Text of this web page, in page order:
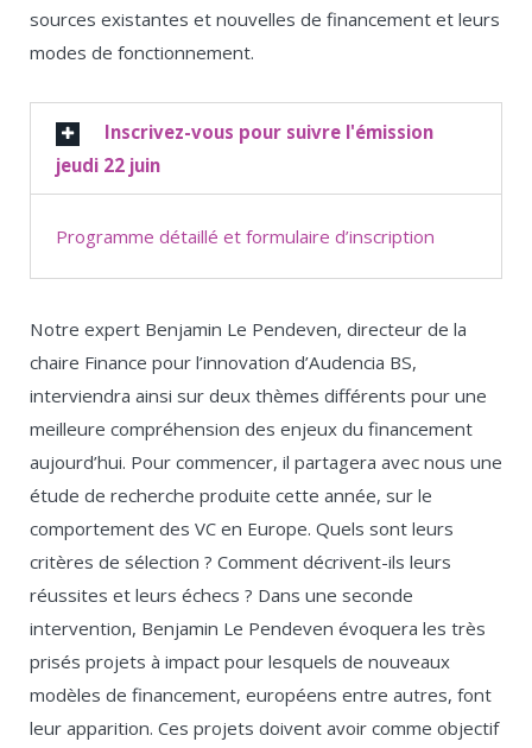
sources existantes et nouvelles de financement et leurs
modes de fonctionnement.
Inscrivez-vous pour suivre l'émission
jeudi 22 juin
Programme détaillé et formulaire d’inscription
Notre expert Benjamin Le Pendeven, directeur de la
chaire Finance pour l’innovation d’Audencia BS,
interviendra ainsi sur deux thèmes différents pour une
meilleure compréhension des enjeux du financement
aujourd’hui. Pour commencer, il partagera avec nous une
étude de recherche produite cette année, sur le
comportement des VC en Europe. Quels sont leurs
critères de sélection ? Comment décrivent-ils leurs
réussites et leurs échecs ? Dans une seconde
intervention, Benjamin Le Pendeven évoquera les très
prisés projets à impact pour lesquels de nouveaux
modèles de financement, européens entre autres, font
leur apparition. Ces projets doivent avoir comme objectif